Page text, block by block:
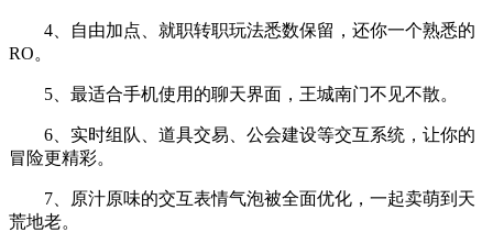
4、自由加点、就职转职玩法悉数保留，还你一个熟悉的
RO。
5、最适合手机使用的聊天界面，王城南门不见不散。
6、实时组队、道具交易、公会建设等交互系统，让你的
冒险更精彩。
7、原汁原味的交互表情气泡被全面优化，一起卖萌到天
荒地老。